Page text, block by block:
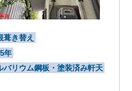
葺き替え
年
バリウム鋼板・塗装済み軒天